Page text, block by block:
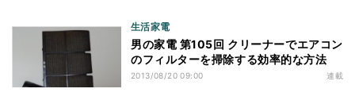
生活家電
男の家電 第105回 クリーナーでエアコン
のフィルターを掃除する効率的な方法
2013/08/20 09:00 連載